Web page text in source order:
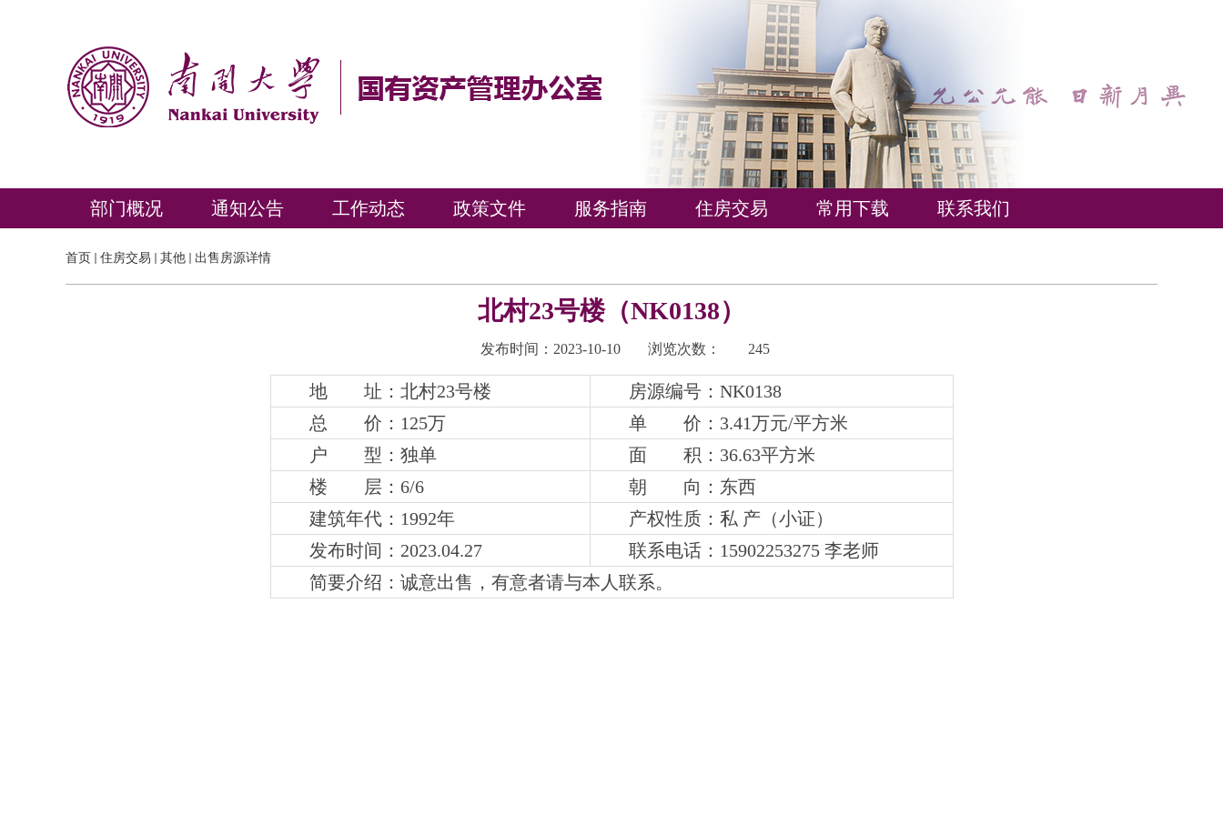
部门概况 通知公告 工作动态 政策文件 服务指南 住房交易 常用下载 联系我们
首页 住房交易 其他 出售房源详情
北村23号楼（NK0138）
发布时间：2023-10-10 浏览次数： 245
地 址：北村23号楼
房源编号：NK0138
总 价：125万
单 价：3.41万元/平方米
户 型：独单
面 积：36.63平方米
楼 层：6/6
朝 向：东西
建筑年代：1992年
产权性质：私 产（小证）
发布时间：2023.04.27
联系电话： 15902253275 李老师
简要介绍： 诚意出售，有意者请与本人联系。